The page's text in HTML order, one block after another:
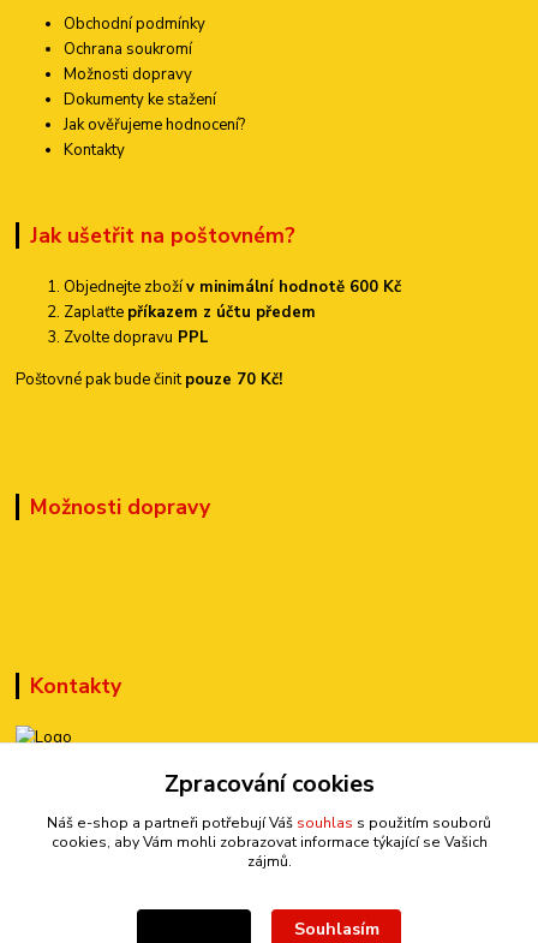
Obchodní podmínky
Ochrana soukromí
Možnosti dopravy
Dokumenty ke stažení
Jak ověřujeme hodnocení?
Kontakty
Jak ušetřit na poštovném?
Objednejte zbožív minimální hodnotě 600 Kč
Zaplaťte příkazem z účtu předem
Zvolte dopravu PPL
Poštovné pak bude činitpouze 70 Kč!
Možnosti dopravy
Kontakty
+420 777 899 301
sedmi@kraska1.cz
Zpracování cookies
Náš e-shop a partneři potřebují Váš souhlas s použitím souborů
cookies, aby Vám mohli zobrazovat informace týkající se Vašich
zájmů.
Souhlasím